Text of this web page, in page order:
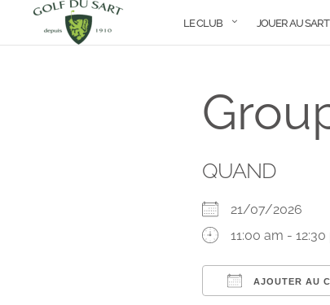
LE CLUB JOUER AU SART
QUAND
21/07/2026
11:00 am -
AJOUTER AU